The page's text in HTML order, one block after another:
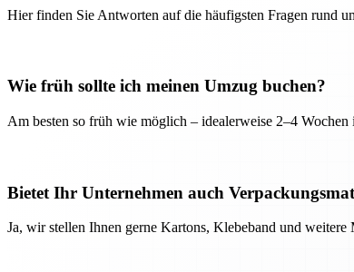
Hier finden Sie Antworten auf die häufigsten Fragen rund
Wie früh sollte ich meinen Umzug buchen?
Am besten so früh wie möglich – idealerweise 2–4
Bietet Ihr Unternehmen auch
Ja, wir stellen Ihnen gerne Kartons, Klebeband und